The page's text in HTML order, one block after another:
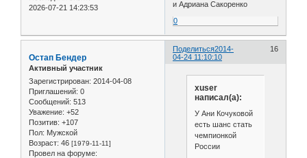
2026-07-21 14:23:53
и Адриана Сакоренко
0
Поделиться 16
2014-
04-24 11:10:10
Остап Бендер
Активный участник
Зарегистрирован: 2014-04-08
Приглашений: 0
Сообщений: 513
Уважение: +52
Позитив: +107
Пол: Мужской
Возраст: 46 [1979-11-11]
Провел на форуме:
xuser
написал(а):
У Ани Кочуковой
есть шанс стать
чемпионкой
России